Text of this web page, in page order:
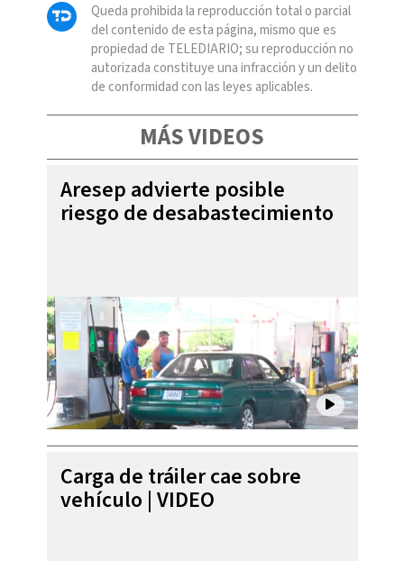
Queda prohibida la reproducción total o parcial
del contenido de esta página, mismo que es
propiedad de TELEDIARIO; su reproducción no
autorizada constituye una infracción y un delito
de conformidad con las leyes aplicables.
MÁS VIDEOS
Aresep advierte posible
riesgo de desabastecimiento
Carga de tráiler cae sobre
vehículo | VIDEO